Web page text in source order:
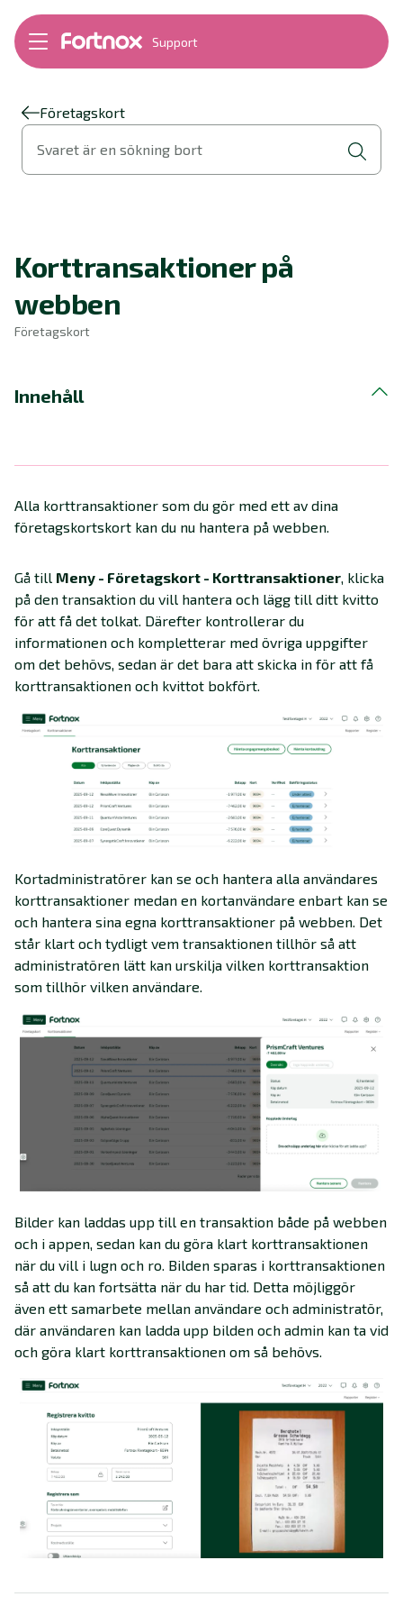
Support
Bokföring
Fakturering
Byt till Fortnox
Felsökning
Support Play
Ordlista
Företagskort
Svaret är en sökning bort
Korttransaktioner på
webben
Företagskort
Innehåll
Alla korttransaktioner som du gör med ett av dina
företagskortskort kan du nu hantera på webben.
Gå till Meny - Företagskort - Korttransaktioner, klicka
på den transaktion du vill hantera och lägg till ditt kvitto
för att få det tolkat. Därefter kontrollerar du
informationen och kompletterar med övriga uppgifter
om det behövs, sedan är det bara att skicka in för att få
korttransaktionen och kvittot bokfört.
Kortadministratörer kan se och hantera alla användares
korttransaktioner medan en kortanvändare enbart kan se
och hantera sina egna korttransaktioner på webben. Det
står klart och tydligt vem transaktionen tillhör så att
administratören lätt kan urskilja vilken korttransaktion
som tillhör vilken användare.
Bilder kan laddas upp till en transaktion både på webben
och i appen, sedan kan du göra klart korttransaktionen
när du vill i lugn och ro. Bilden sparas i korttransaktionen
så att du kan fortsätta när du har tid. Detta möjliggör
även ett samarbete mellan användare och administratör,
där användaren kan ladda upp bilden och admin kan ta vid
och göra klart korttransaktionen om så behövs.